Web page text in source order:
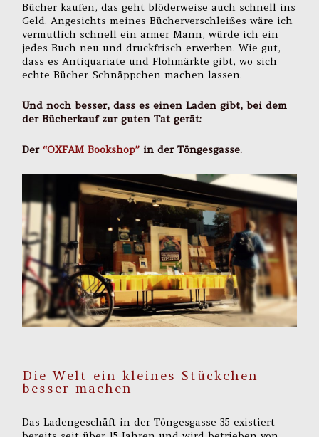
Bücher kaufen, das geht blöderweise auch schnell ins
Geld. Angesichts meines Bücherverschleißes wäre ich
vermutlich schnell ein armer Mann, würde ich ein
jedes Buch neu und druckfrisch erwerben. Wie gut,
dass es Antiquariate und Flohmärkte gibt, wo sich
echte Bücher-Schnäppchen machen lassen.
Und noch besser, dass es einen Laden gibt, bei dem
der Bücherkauf zur guten Tat gerät:
Der“OXFAM Bookshop” in der Töngesgasse.
Die Welt ein kleines Stückchen
besser machen
Das Ladengeschäft in der Töngesgasse 35 existiert